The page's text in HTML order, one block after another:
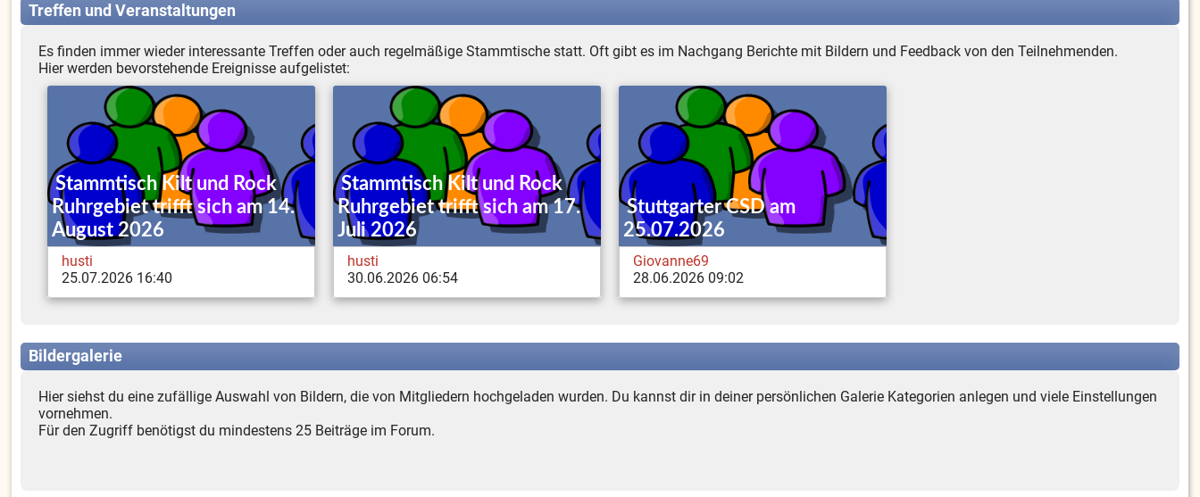
Treffen und Veranstaltungen
Es finden immer wieder interessante Treffen oder auch regelmäßige Stammtische statt. Oft gibt es im Nachgang Berichte mit Bildern und Feedback von den Teilnehmenden.
Hier werden bevorstehende Ereignisse aufgelistet:
Stammtisch Kilt und Rock
Ruhrgebiet trifft sich am 14.
August 2026
husti
25.07.2026 16:40
Stammtisch Kilt und Rock
Ruhrgebiet trifft sich am 17.
Juli 2026
husti
30.06.2026 06:54
Stuttgarter CSD am
25.07.2026
Giovanne69
28.06.2026 09:02
Bildergalerie
Hier siehst du eine zufällige Auswahl von Bildern, die von Mitgliedern hochgeladen wurden. Du kannst dir in deiner persönlichen Galerie Kategorien anlegen und viele Einstellungen
vornehmen.
Für den Zugriff benötigst du mindestens 25 Beiträge im Forum.